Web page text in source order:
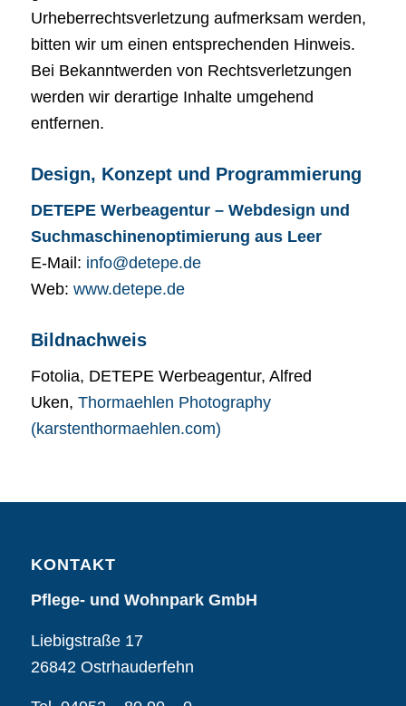
Urheberrechtsverletzung aufmerksam werden,
bitten wir um einen entsprechenden Hinweis.
Bei Bekanntwerden von Rechtsverletzungen
werden wir derartige Inhalte umgehend
entfernen.
Design, Konzept und Programmierung
DETEPE Werbeagentur – Webdesign und
Suchmaschinenoptimierung aus Leer
E-Mail: info@detepe.de
Web: www.detepe.de
Bildnachweis
Fotolia, DETEPE Werbeagentur, Alfred
Uken, Thormaehlen Photography
(karstenthormaehlen.com)
KONTAKT
Pflege- und Wohnpark GmbH
Liebigstraße 17
26842 Ostrhauderfehn